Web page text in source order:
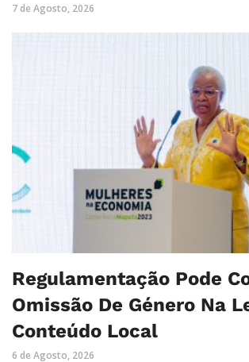
7 de Agosto, 2026
Regulamentação Pode
Omissão De Género Na
Conteúdo Local
6 de Agosto, 2026